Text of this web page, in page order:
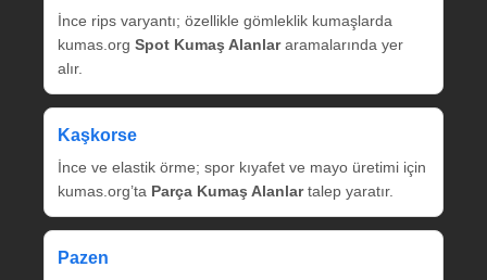
İnce rips varyantı; özellikle gömleklik kumaşlarda
kumas.org Spot Kumaş Alanlararamalarında yer
alır.
Kaşkorse
İnce ve elastik örme; spor kıyafet ve mayo üretimi için
kumas.org’ta Parça Kumaş Alanlartalep yaratır.
Pazen